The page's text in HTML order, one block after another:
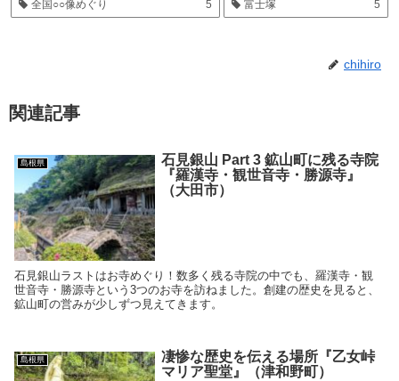
全国○○像めぐり 5 富士塚 5
chihiro
関連記事
島根県
石見銀山 Part 3 鉱山町に残る寺院
『羅漢寺・観世音寺・勝源寺』
（大田市）
石見銀山ラストはお寺めぐり！数多く残る寺院の中でも、羅漢寺・観
世音寺・勝源寺という3つのお寺を訪ねました。創建の歴史を見ると、
鉱山町の営みが少しずつ見えてきます。
島根県
凄惨な歴史を伝える場所『乙女峠
マリア聖堂』（津和野町）